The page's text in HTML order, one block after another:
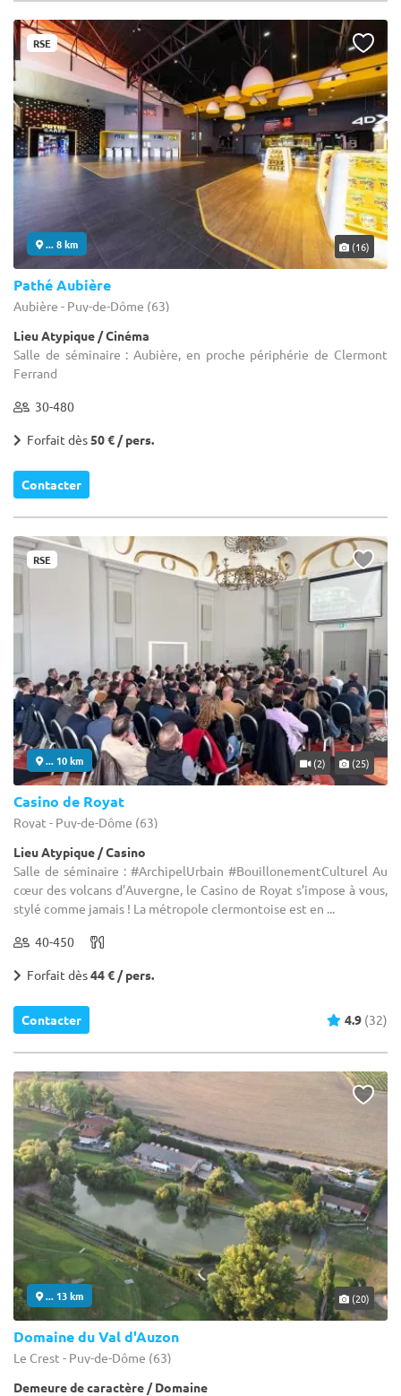
RSE
... 8 km (16)
Pathé Aubière
Aubière - Puy-de-Dôme (63)
Lieu Atypique / Cinéma
Salle de séminaire : Aubière, en proche périphérie de Clermont
Ferrand
30-480
Forfait dès50 € / pers.
Contacter
RSE
... 10 km (2) (25)
Casino de Royat
Royat - Puy-de-Dôme (63)
Lieu Atypique / Casino
Salle de séminaire : #ArchipelUrbain #BouillonementCulturel Au
cœur des volcans d’Auvergne, le Casino de Royat s’impose à vous,
stylé comme jamais ! La métropole clermontoise est en ...
40-450
Forfait dès44 € / pers.
Contacter 4.9 (32)
... 13 km (20)
Domaine du Val d'Auzon
Le Crest - Puy-de-Dôme (63)
Demeure de caractère / Domaine